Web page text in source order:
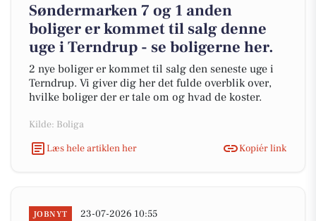
Søndermarken 7 og 1 anden
boliger er kommet til salg denne
uge i Terndrup - se boligerne her.
2 nye boliger er kommet til salg den seneste uge i
Terndrup. Vi giver dig her det fulde overblik over,
hvilke boliger der er tale om og hvad de koster.
Kilde: Boliga
Læs hele artiklen her
Kopiér link
JOBNYT 23-07-2026 10:55